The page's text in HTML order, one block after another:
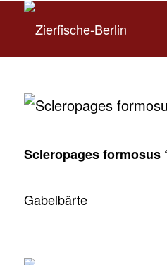
Scleropages formosus
Gabelbärte